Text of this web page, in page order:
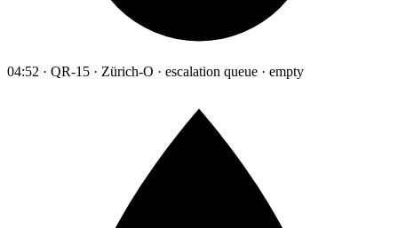
04:52 · QR-15 · Zürich-O · escalation queue · empty